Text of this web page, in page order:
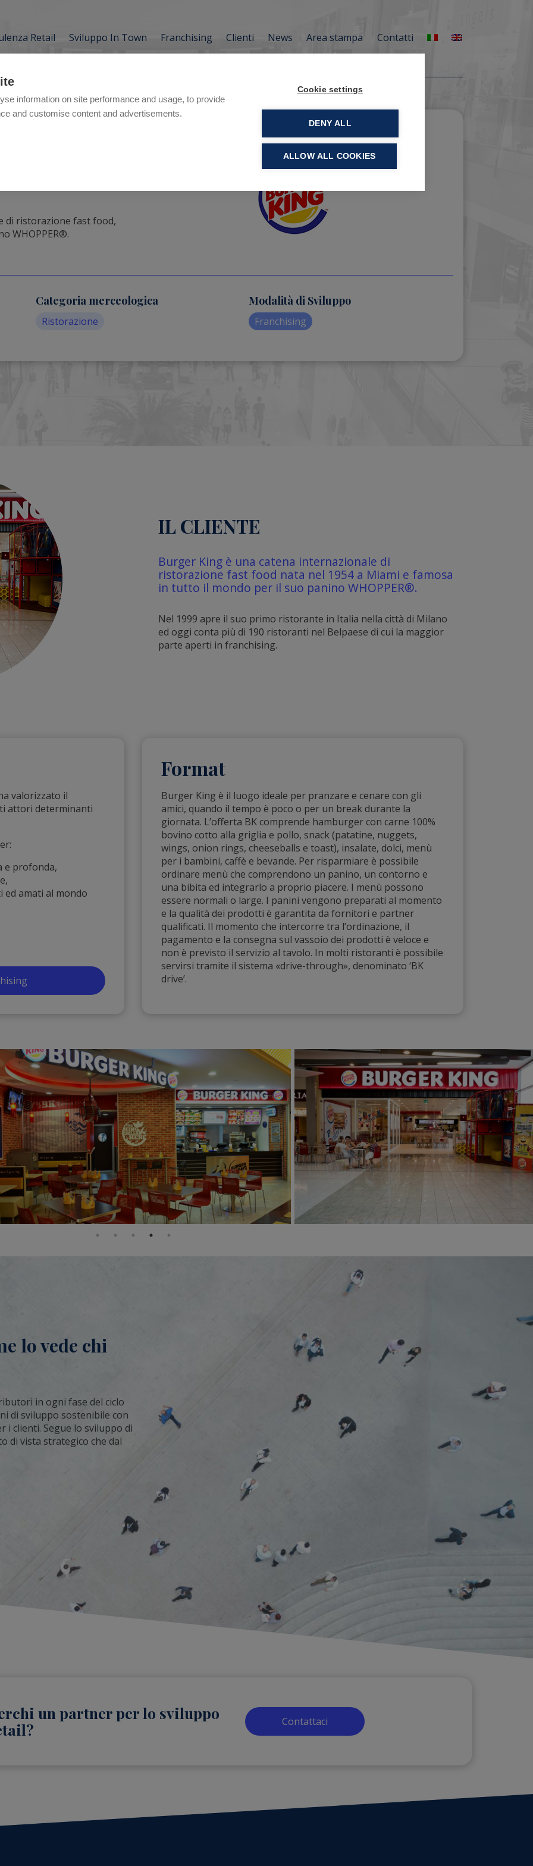
information on site performance and usage, to provide
and customise content and advertisements.
Cookie settings
DENY ALL
ALLOW ALL COOKIES
Retail Sviluppo In Town Franchising Clienti News Area stampa Contatti
di ristorazione fast food,
WHOPPER®.
Categoria merceologica
Ristorazione
Modalità di Sviluppo
Franchising
IL CLIENTE
Burger King è una catena internazionale di
ristorazione fast food nata nel 1954 a Miami e famosa
in tutto il mondo per il suo panino WHOPPER®.
Nel 1999 apre il suo primo ristorante in Italia nella città di Milano
ed oggi conta più di 190 ristoranti nel Belpaese di cui la maggior
parte aperti in franchising.
valorizzato il
attori determinanti
e profonda,
amati al mondo
Format
Burger King è il luogo ideale per pranzare e cenare con gli
amici, quando il tempo è poco o per un break durante la
giornata. L’offerta BK comprende hamburger con carne 100%
bovino cotto alla griglia e pollo, snack (patatine, nuggets,
wings, onion rings, cheeseballs e toast), insalate, dolci, menù
per i bambini, caffè e bevande. Per risparmiare è possibile
ordinare menù che comprendono un panino, un contorno e
una bibita ed integrarlo a proprio piacere. I menù possono
essere normali o large. I panini vengono preparati al momento
e la qualità dei prodotti è garantita da fornitori e partner
qualificati. Il momento che intercorre tra l’ordinazione, il
pagamento e la consegna sul vassoio dei prodotti è veloce e
non è previsto il servizio al tavolo. In molti ristoranti è possibile
servirsi tramite il sistema «drive-through», denominato ‘BK
drive’.
lo vede chi
in ogni fase del ciclo
di sviluppo sostenibile con
i clienti. Segue lo sviluppo di
di vista strategico che dal
un partner per lo sviluppo
Contattaci